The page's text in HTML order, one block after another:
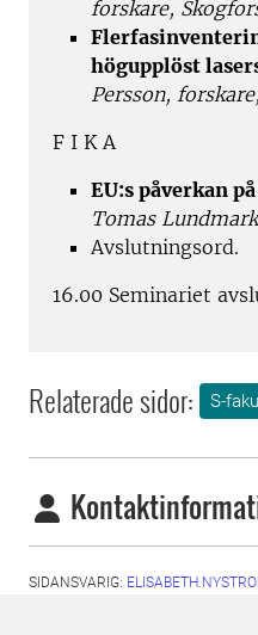
forskare,
högupplöst
Persson,
F I K A
EU:s påverkan
Tomas
Avslutningsord.
16.00 Seminariet
Relaterade sidor: S-
SIDANSVARIG: